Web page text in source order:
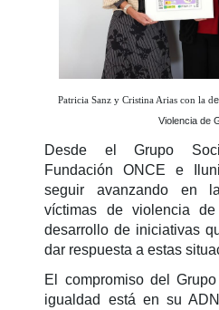
Patricia Sanz y Cristina Arias con la d
Violencia de
Desde el Grupo
Fundación ONCE e
seguir avanzando en
víctimas de violencia
desarrollo de iniciativas
dar respuesta a estas
El compromiso del
igualdad está en su